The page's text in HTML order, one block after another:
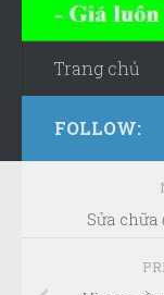
Trang chủ
FOLLOW:
Sửa